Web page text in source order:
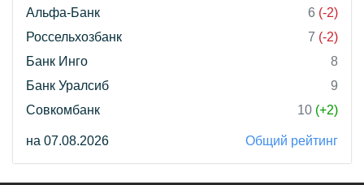
Альфа-Банк
6 (-2)
Россельхозбанк
7 (-2)
Банк Инго
8
Банк Уралсиб
9
Совкомбанк
10 (+2)
на 07.08.2026 Общий рейтинг